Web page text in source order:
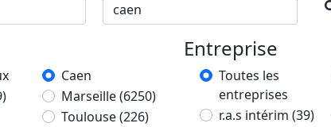
Caen
Marseille(6250)
Toulouse(226)
Entreprise
Toutes les
entreprises
r.a.s intérim (39)